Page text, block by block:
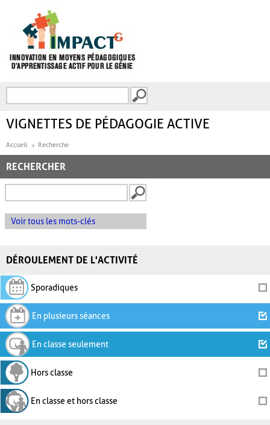
FORMULAIRE DE
VIGNETTES DE PÉDAGOGIE ACTIVE
Accueil Recherche
RECHERCHER
Voir tous les mots-clés
DÉROULEMENT DE L'ACTIVITÉ
Sporadiques
En plusieurs séances
En classe seulement
Hors classe
En classe et hors classe